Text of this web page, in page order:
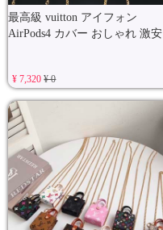
最高級 vuitton アイフォン
AirPods4 カバー おしゃれ 激安
¥ 7,320¥ 0